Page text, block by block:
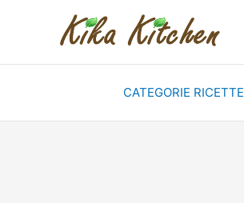
CATEGORIE RICETTE